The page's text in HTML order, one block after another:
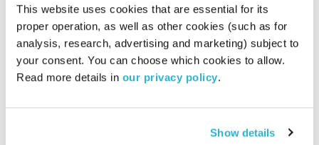
This website uses cookies that are essential for its
proper operation, as well as other cookies (such as for
analysis, research, advertising and marketing) subject to
your consent. You can choose which cookies to allow.
Read more details in our privacy policy.
Show details
מנועים קדימה
גלית גורא-עיני
15.12.22
01:00:47
אודיו